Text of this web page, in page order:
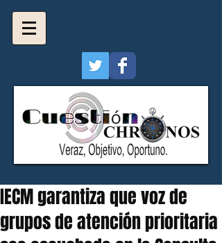
IECM garantiza que voz de
grupos de atención prioritaria